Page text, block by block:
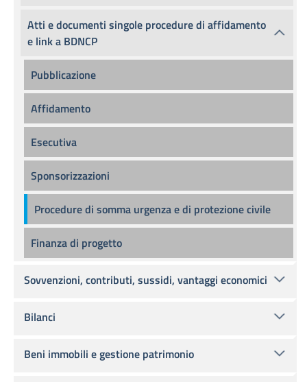
Atti e documenti singole procedure di affidamento
e link a BDNCP
Pubblicazione
Affidamento
Esecutiva
Sponsorizzazioni
Procedure di somma urgenza e di protezione civile
Finanza di progetto
Sovvenzioni, contributi, sussidi, vantaggi economici
Bilanci
Beni immobili e gestione patrimonio